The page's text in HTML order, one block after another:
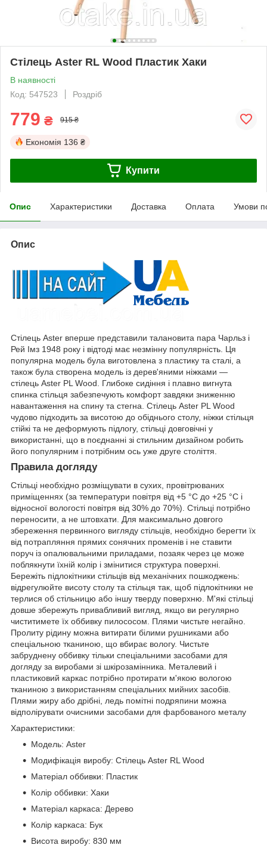
Стілець Aster RL Wood Пластик Хаки
В наявності
Код: 547523
Роздріб
779 ₴ 915 ₴
Економія 136 ₴
Купити
Опис Характеристики Доставка Оплата Умови
Опис
Стілець Aster вперше представили талановита пара Чарльз і
Рей Імз 1948 року і відтоді має незмінну популярність. Ця
популярна модель була виготовлена з пластику та сталі, а
також була створена модель із дерев'яними ніжками —
стілець Aster PL Wood. Глибоке сидіння і плавно вигнута
спинка стільця забезпечують комфорт завдяки зниженню
навантаження на спину та стегна. Стілець Aster PL Wood
чудово підходить за висотою до обіднього столу, ніжки стільця
стійкі та не деформують підлогу, стільці довговічні у
використанні, що в поєднанні зі стильним дизайном робить
його популярним і потрібним ось уже друге століття.
Правила догляду
Стільці необхідно розміщувати в сухих, провітрюваних
приміщеннях (за температури повітря від +5 °C до +25 °C і
відносної вологості повітря від 30% до 70%). Стільці потрібно
переносити, а не штовхати. Для максимально довгого
збереження первинного вигляду стільців, необхідно берегти їх
від потрапляння прямих сонячних променів і не ставити
поруч із опалювальними приладами, позаяк через це може
поблякнути їхній колір і змінитися структура поверхні.
Бережіть підлокітники стільців від механічних пошкоджень:
відрегулюйте висоту столу та стільця так, щоб підлокітники не
терлися об стільницю або іншу тверду поверхню. М'які стільці
довше збережуть привабливий вигляд, якщо ви регулярно
чиститимете їх оббивку пилососом. Плями чистьте негайно.
Пролиту рідину можна витирати білими рушниками або
спеціальною тканиною, що вбирає вологу. Чистьте
забруднену оббивку тільки спеціальними засобами для
догляду за виробами зі шкірозамінника. Металевий і
пластиковий каркас потрібно протирати м'якою вологою
тканиною з використанням спеціальних мийних засобів.
Плями жиру або дрібні, ледь помітні подряпини можна
відполірувати очисними засобами для фарбованого металу
Характеристики:
Модель: Aster
Модифікація виробу: Стілець Aster RL Wood
Матеріал оббивки: Пластик
Колір оббивки: Хаки
Матеріал каркаса: Дерево
Колір каркаса: Бук
Висота виробу: 830 мм